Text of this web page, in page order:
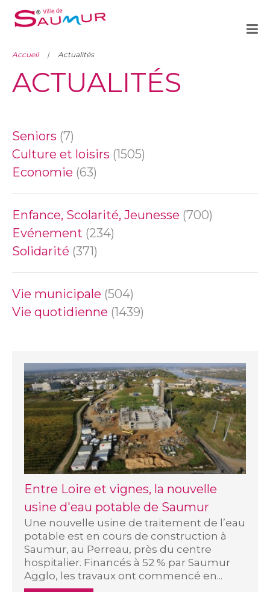
Accueil Actualités
ACTUALITÉS
Seniors (7)
Culture et loisirs (1505)
Economie (63)
Enfance, Scolarité, Jeunesse (700)
Evénement (234)
Solidarité (371)
Vie municipale (504)
Vie quotidienne (1439)
Entre Loire et vignes, la nouvelle
usine d'eau potable de Saumur
Une nouvelle usine de traitement de l’eau
potable est en cours de construction à
Saumur, au Perreau, près du centre
hospitalier. Financés à 52 % par Saumur
Agglo, les travaux ont commencé en...